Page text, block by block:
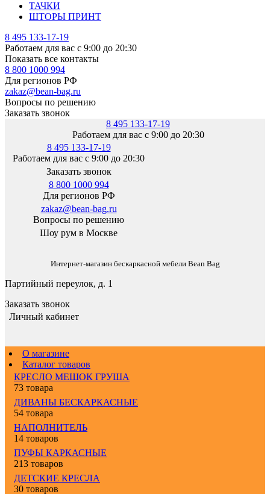
ТАЧКИ
ШТОРЫ ПРИНТ
8 495 133-17-19
Работаем для вас с 9:00 до 20:30
Показать все контакты
8 800 1000 994
Для регионов РФ
zakaz@bean-bag.ru
Вопросы по решению
Заказать звонок
8 495 133-17-19
Работаем для вас с 9:00 до 20:30
8 495 133-17-19
Работаем для вас с 9:00 до 20:30
Заказать звонок
8 800 1000 994
Для регионов РФ
zakaz@bean-bag.ru
Вопросы по решению
Шоу рум в Москве
Интернет-магазин бескаркасной мебели Bean Bag
Партийный переулок, д. 1
Заказать звонок
Личный кабинет
О магазине
Каталог товаров
КРЕСЛО МЕШОК ГРУША
73 товара
ДИВАНЫ БЕСКАРКАСНЫЕ
54 товара
НАПОЛНИТЕЛЬ
14 товаров
ПУФЫ КАРКАСНЫЕ
213 товаров
ДЕТСКИЕ КРЕСЛА
30 товаров